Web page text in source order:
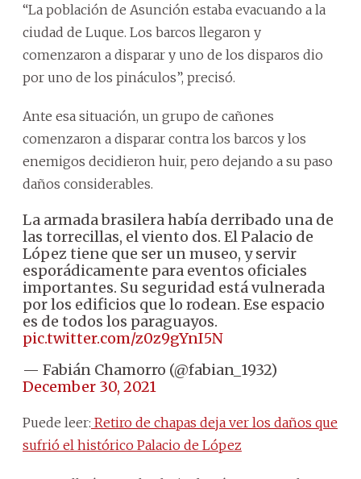
“La población de Asunción estaba evacuando a la
ciudad de Luque. Los barcos llegaron y
comenzaron a disparar y uno de los disparos dio
por uno de los pináculos”, precisó.
Ante esa situación, un grupo de cañones
comenzaron a disparar contra los barcos y los
enemigos decidieron huir, pero dejando a su paso
daños considerables.
La armada brasilera había derribado una de
las torrecillas, el viento dos. El Palacio de
López tiene que ser un museo, y servir
esporádicamente para eventos oficiales
importantes. Su seguridad está vulnerada
por los edificios que lo rodean. Ese espacio
es de todos los paraguayos.
pic.twitter.com/z0z9gYnI5N
— Fabián Chamorro (@fabian_1932)
December 30, 2021
Puede leer: Retiro de chapas deja ver los daños que
sufrió el histórico Palacio de López